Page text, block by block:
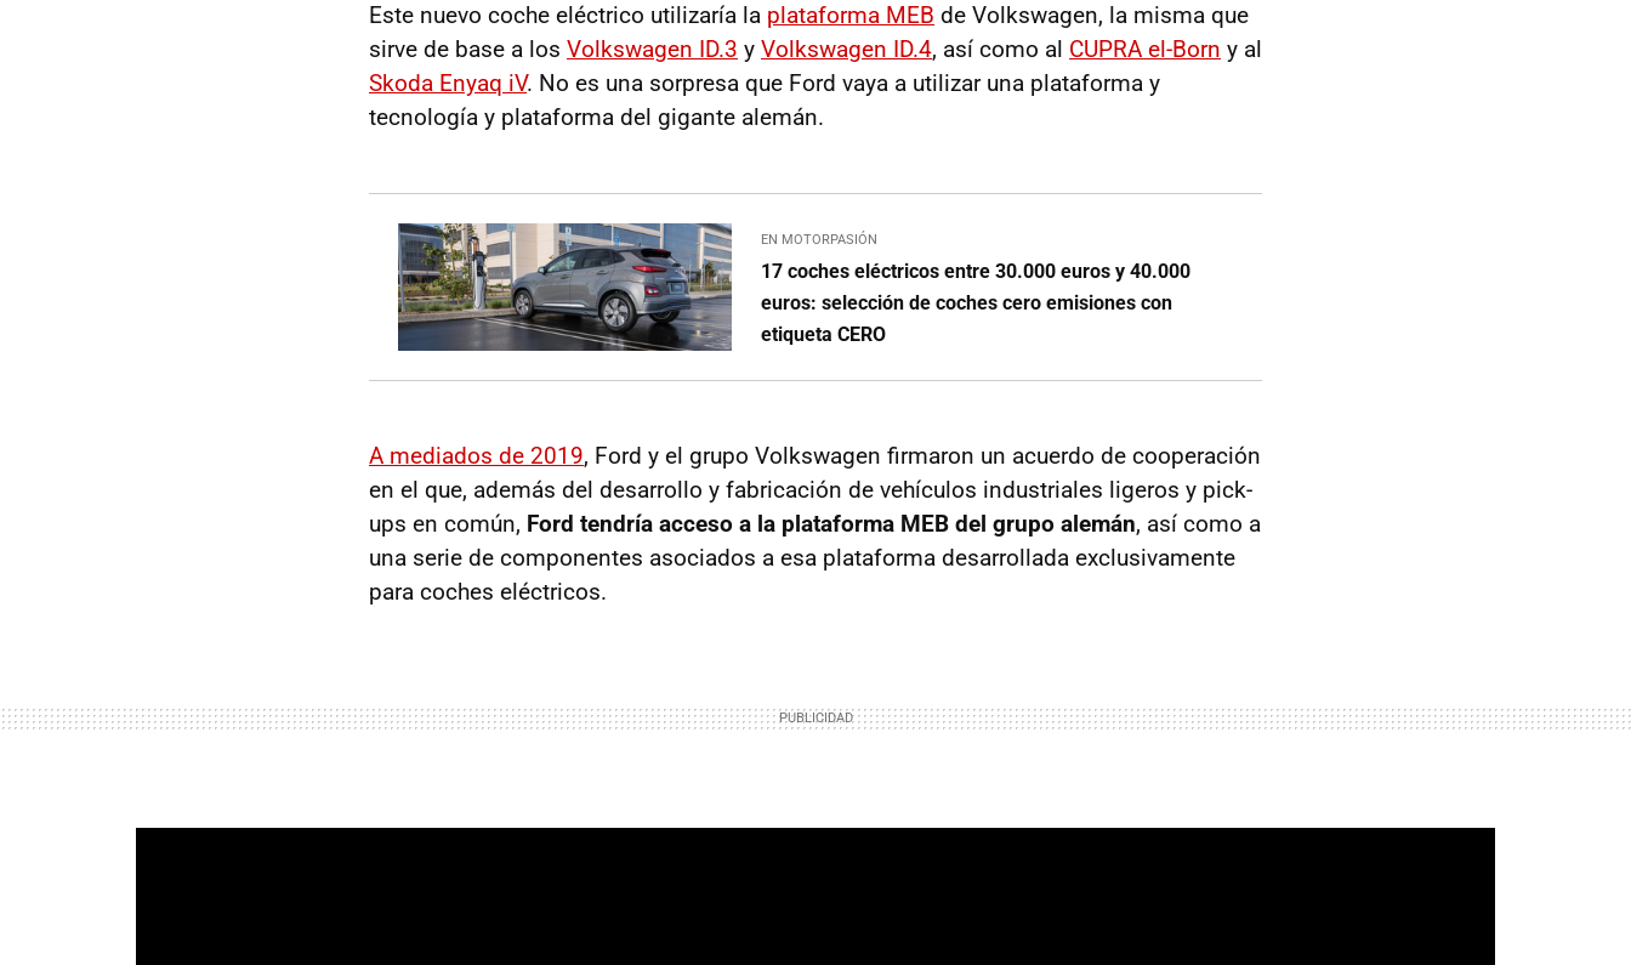
Este nuevo coche eléctrico utilizaría la plataforma MEB de Volkswagen, la misma que
sirve de base a los Volkswagen ID.3 y Volkswagen ID.4, así como al CUPRA el-Born y al
Skoda Enyaq iV. No es una sorpresa que Ford vaya a utilizar una plataforma y
tecnología y plataforma del gigante alemán.
EN MOTORPASIÓN
17 coches eléctricos entre 30.000 euros y 40.000
euros: selección de coches cero emisiones con
etiqueta CERO
A mediados de 2019, Ford y el grupo Volkswagen firmaron un acuerdo de cooperación
en el que, además del desarrollo y fabricación de vehículos industriales ligeros y pick-
ups en común, Ford tendría acceso a la plataforma MEB del grupo alemán, así como a
una serie de componentes asociados a esa plataforma desarrollada exclusivamente
para coches eléctricos.